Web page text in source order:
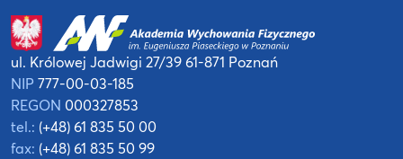
ul. Królowej Jadwigi 27/3961-871 Poznań
NIP 777-00-03-185
REGON 000327853
tel.: (+48) 61 835 50 00
fax: (+48) 61 835 50 99